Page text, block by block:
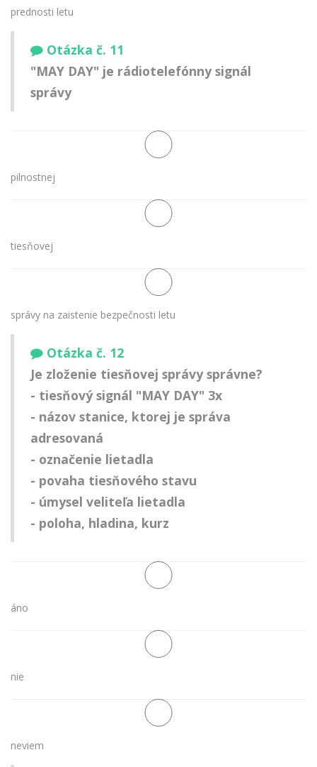
prednosti letu
Otázka č. 11
"MAY DAY" je rádiotelefónny signál
správy
pilnostnej
tiesňovej
správy na zaistenie bezpečnosti letu
Otázka č. 12
Je zloženie tiesňovej správy správne?
- tiesňový signál "MAY DAY" 3x
- názov stanice, ktorej je správa
adresovaná
- označenie lietadla
- povaha tiesňového stavu
- úmysel veliteľa lietadla
- poloha, hladina, kurz
áno
nie
neviem